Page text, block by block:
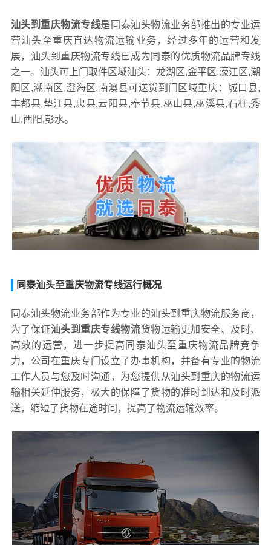
汕头到重庆物流专线是同泰汕头物流业务部推出的专业运
营汕头至重庆直达物流运输业务，经过多年的运营和发
展，汕头到重庆物流专线已成为同泰的优质物流品牌专线
之一。汕头可上门取件区域汕头：龙湖区,金平区,濠江区,潮
阳区,潮南区,澄海区,南澳县可送货到门区域重庆：城口县,
丰都县,垫江县,忠县,云阳县,奉节县,巫山县,巫溪县,石柱,秀
山,酉阳,彭水。
同泰汕头至重庆物流专线运行概况
同泰汕头物流业务部作为专业的汕头到重庆物流服务商，
为了保证汕头到重庆专线物流货物运输更加安全、及时、
高效的运营，进一步提高同泰汕头至重庆物流品牌竞争
力，公司在重庆专门设立了办事机构，并备有专业的物流
工作人员与您及时沟通，为您提供从汕头到重庆的物流运
输相关延伸服务，极大的保障了货物的准时到达和及时派
送，缩短了货物在途时间，提高了物流运输效率。